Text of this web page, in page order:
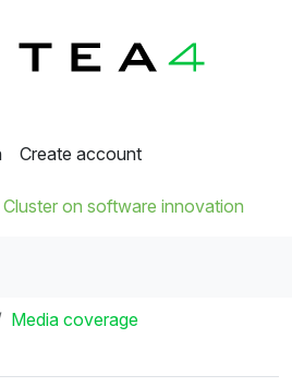
Create account
on software innovation
Media coverage